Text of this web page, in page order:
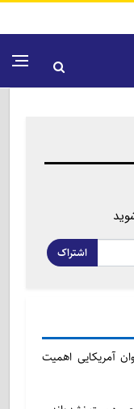
اشتراک
آمریکایی اهمیت